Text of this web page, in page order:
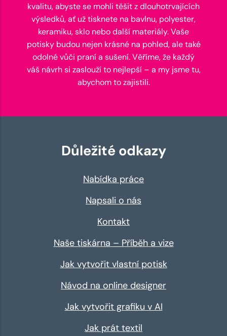
kvalitu, abyste se mohli těšit z dlouhotrvajících
výsledků, ať už tisknete na bavlnu, polyester,
keramiku, sklo nebo další materiály. Vaše
potisky budou nejen krásné na pohled, ale také
odolné vůči praní a sušení. Věříme, že každý
váš návrh si zaslouží to nejlepší – a my jsme tu,
abychom to zajistili.
Důležité odkazy
Nabídka práce
Napsali o nás
Kontakt
Naše tiskárna – Příběh a vize
Jak vytvořit vlastní potisk
Návod na online designer
Jak vytvořit grafiku v AI
Jak prát textil